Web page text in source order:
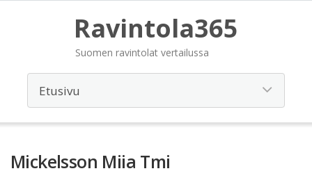
Ravintola365
Suomen ravintolat vertailussa
Mickelsson Miia Tmi